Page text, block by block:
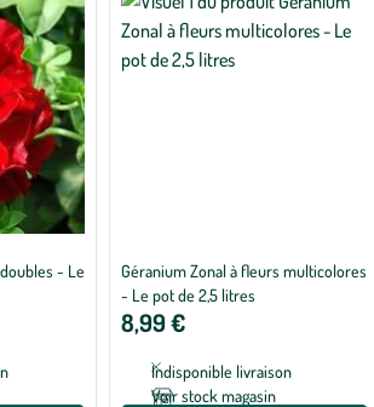
- Le
Géranium Zonal à fleurs multicolores
- Le pot de 2,5 litres
8,99 €
Indisponible livraison
Voir stock magasin